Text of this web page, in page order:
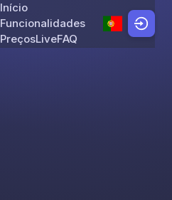
Skip to content
Início
Funcionalidades
PreçosLiveFAQ